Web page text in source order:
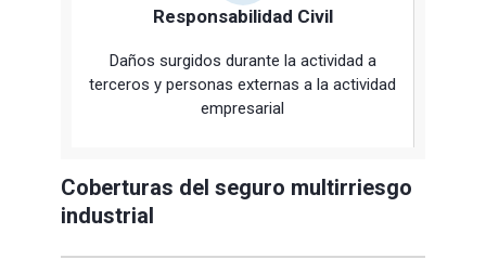
Responsabilidad Civil
Daños surgidos durante la actividad a
terceros y personas externas a la actividad
empresarial
Coberturas del seguro multirriesgo
industrial